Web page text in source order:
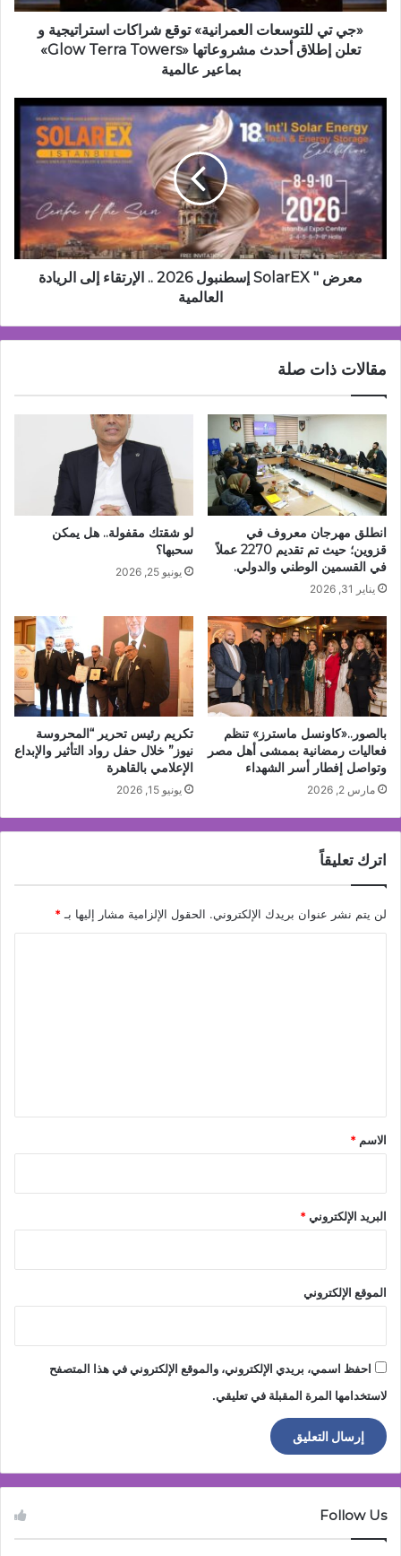
تعلن
إطلاق
أحدث
Terra
Towers»
بماعير
عالمية
«جي تي للتوسعات العمرانية» توقع شراكات استراتيجية و
تعلن إطلاق أحدث مشروعاتها «Glow Terra Towers»
بماعير عالمية
معرض
SolarEX
إسطنبول
2026
..
إلى
الريادة
العالمية
معرض " SolarEX إسطنبول 2026 .. الإرتقاء إلى الريادة
العالمية
مقالات ذات صلة
انطلق مهرجان معروف في
قزوين؛ حيث تم تقديم 2270 عملاً
في القسمين الوطني والدولي.
يناير 31, 2026
لو شقتك مقفولة.. هل يمكن
سحبها؟
يونيو 25, 2026
بالصور..«كاونسل ماسترز» تنظم
فعاليات رمضانية بممشى أهل مصر
وتواصل إفطار أسر الشهداء
مارس 2, 2026
تكريم رئيس تحرير “المحروسة
نيوز” خلال حفل رواد التأثير والإبداع
الإعلامي بالقاهرة
يونيو 15, 2026
اترك تعليقاً
لن يتم نشر عنوان بريدك الإلكتروني. الحقول الإلزامية مشار إليها بـ*
*
الاسم *
البريد الإلكتروني*
الموقع الإلكتروني
احفظ اسمي، بريدي الإلكتروني، والموقع الإلكتروني في هذا المتصفح
لاستخدامها المرة المقبلة في تعليقي.
Follow Us